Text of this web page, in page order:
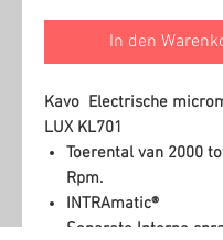
In den
Kavo Electrische
LUX KL701
Toerental van 2000
Rpm.
INTRAmatic®
Separate Interne